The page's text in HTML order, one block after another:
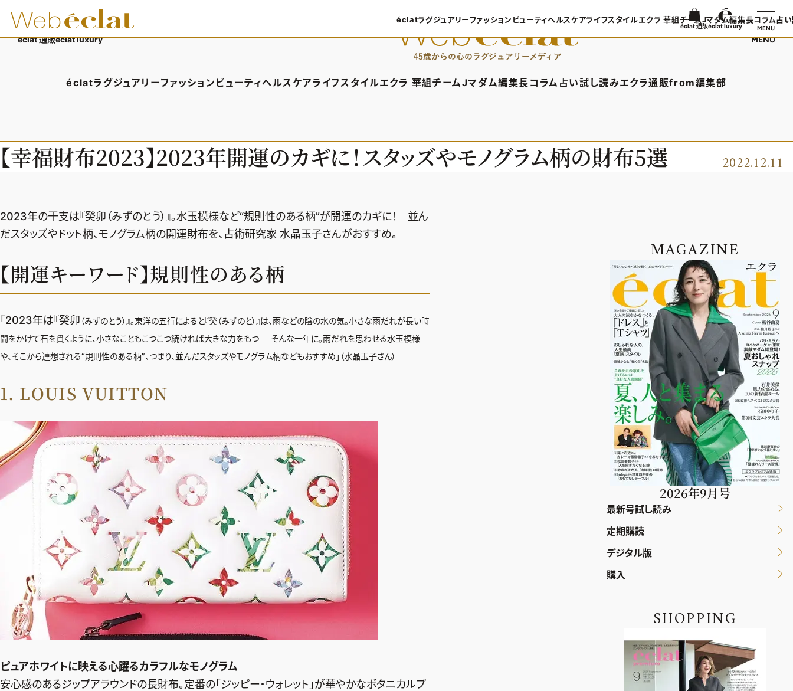
éclat 通販éclat luxury MENU
éclatラグジュアリー
ラグジュアリーTOPICS
NEOエグゼスタイル
ファッション
ファッションTOPICS
8月の毎日コーデ
ビューティ
ヘアスタイル・ヘアケア
エイジングケア
ヘルスケア
ヘルスケアTOPICS
更年期
50代健康のお悩み
ライフスタイル
車・家電
ゴルフ
カルチャー
エクラ 華組
エクラ 華組メンバー一覧
エクラ 華組ランキング
チームJマダム
チームJマダムメンバー一覧
チームJマダムランキング
編集長コラム
あら、素敵☆ 手帖
占い
イヴルルド遙華の12星座占い
試し読みエクラ通販
エクラプレミアムNEWS
通販ランキング
from編集部
インフォメーション
プレゼント
éclatラグジュアリー
éclatラグジュアリーTOP
ラグジュアリーTOPICS
ファッション
ファッションTOP
ファッションTOPICS
ビューティ
ビューティTOP
ヘアスタイル・ヘアケア
ヘルスケア
ヘルスケアTOP
ヘルスケアTOPICS
50代健康のお悩み
ライフスタイル
車・家電
カルチャー
エクラ 華組
エクラ 華組メンバー一覧
チームJマダム
チームJマダムメンバー一
編集長コラム占い
éclat 通販éclat luxury MENU
【幸福財布2023】2023年開運のカギに！スタッズやモノグラム柄の財布5選 2022.12.11
2023年の干支は『癸卯（みずのとう）』。水玉模様など“規則性のある柄”が開運のカギに！ 並ん
だスタッズやドット柄、モノグラム柄の開運財布を、占術研究家 水晶玉子さんがおすすめ。
【開運キーワード】規則性のある柄
「2023年は『癸卯 （みずのとう） 』。東洋の五行によると『癸（みずのと）』は、雨などの陰の水の気。小さな雨だれが長い時
間をかけて石を貫くように、小さなこともこつこつ続ければ大きな力をもつ──そんな一年に。雨だれを思わせる水玉模様
や、そこから連想される“規則性のある柄”、 つまり、並んだスタッズやモノグラム柄などもおすすめ」（水晶玉子さん）
1. LOUIS VUITTON
ピュアホワイトに映える心躍るカラフルなモノグラム
安心感のあるジップアラウンドの長財布。定番の「ジッピー・ウォレット」が華やかなボタニカルプ
MAGAZINE
2026年9月号
最新号試し読み
定期購読
デジタル版
購入
SHOPPING